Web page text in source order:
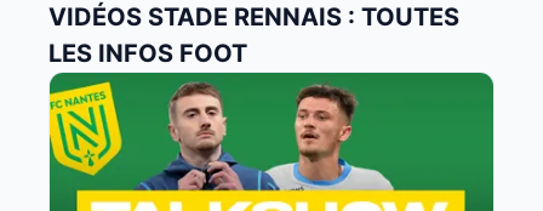
VIDÉOS STADE RENNAIS : TOUTES
LES INFOS FOOT